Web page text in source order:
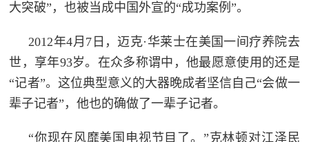
大突破”，也被当成中国外宣的“成功案例”。
2012年4月7日，迈克·华莱士在美国一间疗养院去
世，享年93岁。在众多称谓中，他最愿意使用的还是
“记者”。这位典型意义的大器晚成者坚信自己“会做一
辈子记者”，他也的确做了一辈子记者。
“你现在风靡美国电视节目了。”克林顿对江泽民